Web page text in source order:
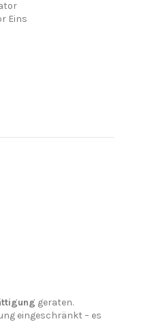
Eins
geraten.
eingeschränkt – es